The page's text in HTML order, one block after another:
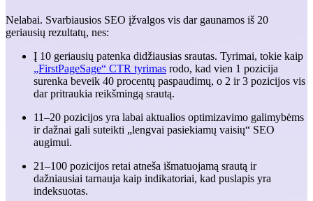
Nelabai. Svarbiausios SEO įžvalgos vis dar gaunamos iš 20
geriausių rezultatų, nes:
Į 10 geriausių patenka didžiausias srautas. Tyrimai, tokie kaip
„FirstPageSage“ CTR tyrimas rodo, kad vien 1 pozicija
surenka beveik 40 procentų paspaudimų, o 2 ir 3 pozicijos vis
dar pritraukia reikšmingą srautą.
11–20 pozicijos yra labai aktualios optimizavimo galimybėms
ir dažnai gali suteikti „lengvai pasiekiamų vaisių“ SEO
augimui.
21–100 pozicijos retai atneša išmatuojamą srautą ir
dažniausiai tarnauja kaip indikatoriai, kad puslapis yra
indeksuotas.